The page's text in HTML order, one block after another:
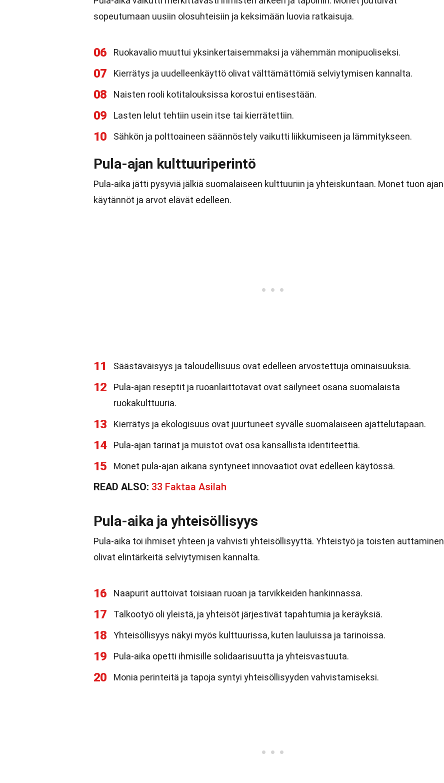
sopeutumaan uusiin olosuhteisiin ja keksimään luovia ratkaisuja.
06 Ruokavalio muuttui yksinkertaisemmaksi ja vähemmän monipuoliseksi.
07 Kierrätys ja uudelleenkäyttö olivat välttämättömiä selviytymisen kannalta.
08 Naisten rooli kotitalouksissa korostui entisestään.
09 Lasten lelut tehtiin usein itse tai kierrätettiin.
10 Sähkön ja polttoaineen säännöstely vaikutti liikkumiseen ja lämmitykseen.
Pula-ajan kulttuuriperintö
Pula-aika jätti pysyviä jälkiä suomalaiseen kulttuuriin ja yhteiskuntaan. Monet tuon ajan
käytännöt ja arvot elävät edelleen.
11 Säästäväisyys ja taloudellisuus ovat edelleen arvostettuja ominaisuuksia.
12
Pula-ajan reseptit ja ruoanlaittotavat ovat säilyneet osana suomalaista
ruokakulttuuria.
13 Kierrätys ja ekologisuus ovat juurtuneet syvälle suomalaiseen ajattelutapaan.
14 Pula-ajan tarinat ja muistot ovat osa kansallista identiteettiä.
15 Monet pula-ajan aikana syntyneet innovaatiot ovat edelleen käytössä.
READ ALSO: 33 Faktaa Asilah
Pula-aika ja yhteisöllisyys
Pula-aika toi ihmiset yhteen ja vahvisti yhteisöllisyyttä. Yhteistyö ja toisten auttaminen
olivat elintärkeitä selviytymisen kannalta.
16 Naapurit auttoivat toisiaan ruoan ja tarvikkeiden hankinnassa.
17 Talkootyö oli yleistä, ja yhteisöt järjestivät tapahtumia ja keräyksiä.
18 Yhteisöllisyys näkyi myös kulttuurissa, kuten lauluissa ja tarinoissa.
19 Pula-aika opetti ihmisille solidaarisuutta ja yhteisvastuuta.
20 Monia perinteitä ja tapoja syntyi yhteisöllisyyden vahvistamiseksi.